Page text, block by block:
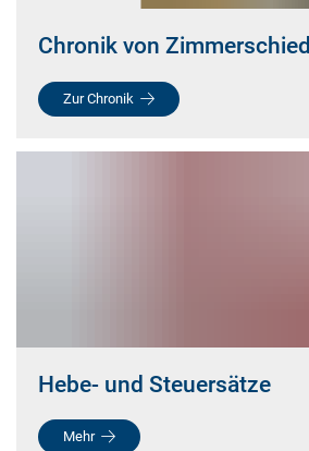
Chronik von Zimmerschied
Zur Chronik
Hebe- und Steuersätze
Mehr